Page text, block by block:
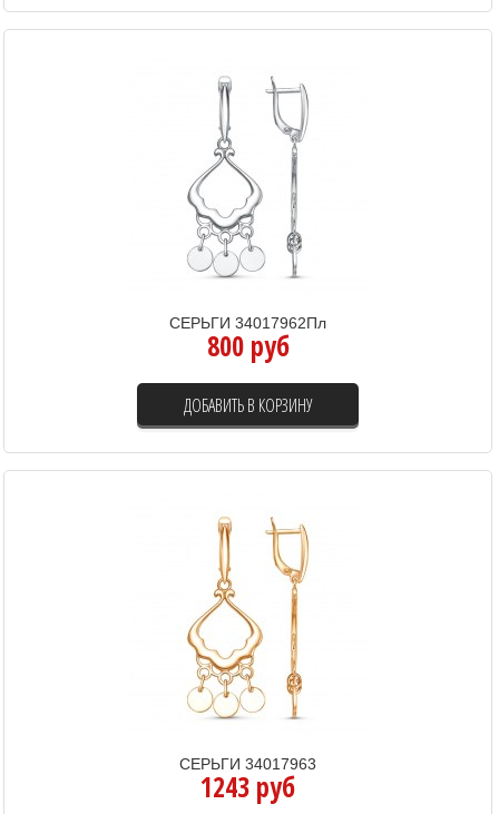
СЕРЬГИ 34017962Пл
800 руб
ДОБАВИТЬ В КОРЗИНУ
СЕРЬГИ 34017963
1243 руб